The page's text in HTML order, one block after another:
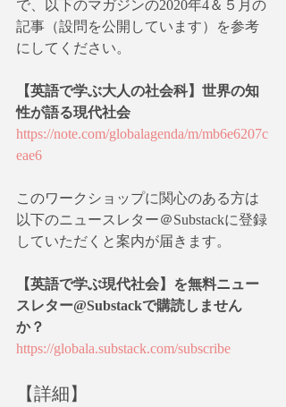
で、以下のマガジンの2020年4＆５月の
記事（設問を公開しています）を参考
にしてください。
【英語で学ぶ大人の社会科】世界の知
性が語る現代社会
https://note.com/globalagenda/m/mb6e6207c
eae6
このワークショップに関心のある方は
以下のニュースレター＠Substackに登録
していただくと案内が届きます。
【英語で学ぶ現代社会】を無料ニュー
スレター@Substackで購読しません
か？
https://globala.substack.com/subscribe
【詳細】